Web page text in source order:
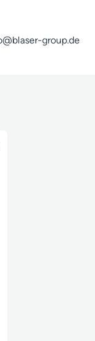
group.de